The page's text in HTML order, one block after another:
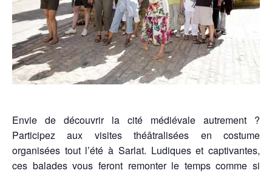
Envie de découvrir la cité médiévale autrement ?
Participez aux visites théâtralisées en costume
organisées tout l’été à Sarlat. Ludiques et captivantes,
ces balades vous feront remonter le temps comme si